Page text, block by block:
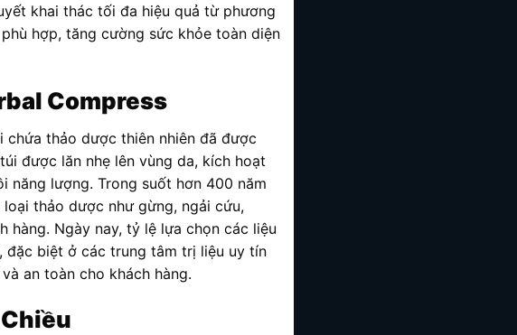
khai thác tối đa hiệu quả từ phương
hợp, tăng cường sức khỏe toàn diện
Compress
chứa thảo dược thiên nhiên đã được
được lăn nhẹ lên vùng da, kích hoạt
năng lượng. Trong suốt hơn 400 năm
thảo dược như gừng, ngải cứu,
hàng. Ngày nay, tỷ lệ lựa chọn các liệu
đặc biệt ở các trung tâm trị liệu uy tín
an toàn cho khách hàng.